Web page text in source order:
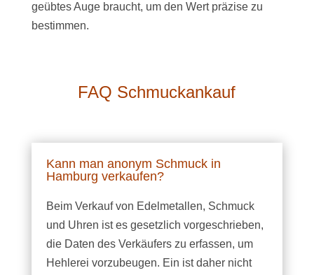
geübtes Auge braucht, um den Wert präzise zu
bestimmen.
FAQ Schmuckankauf
Kann man anonym Schmuck in
Hamburg verkaufen?
Beim Verkauf von Edelmetallen, Schmuck
und Uhren ist es gesetzlich vorgeschrieben,
die Daten des Verkäufers zu erfassen, um
Hehlerei vorzubeugen. Ein ist daher nicht